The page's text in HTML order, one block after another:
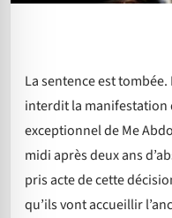
La sentence est
interdit la manifestation
exceptionnel de Me
midi après deux ans
pris acte de cette
qu’ils vont accueillir